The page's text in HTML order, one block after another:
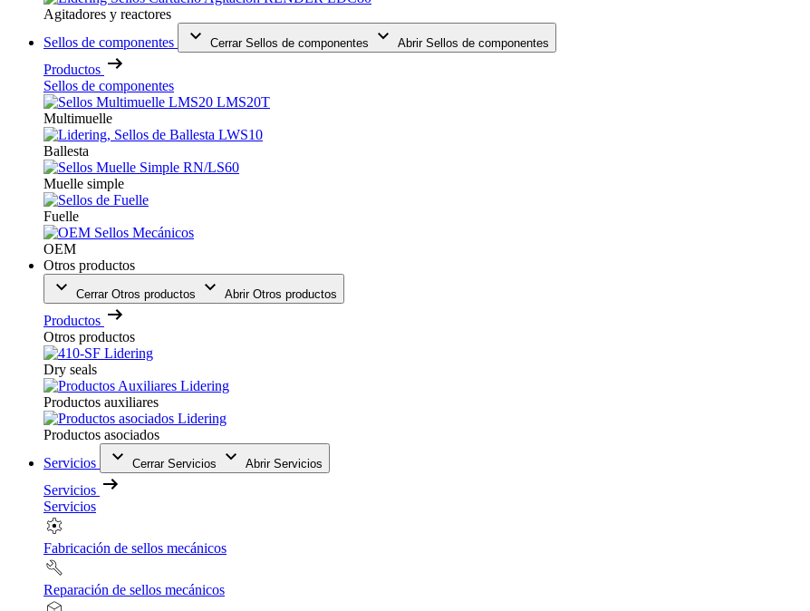
Agitadores y reactores
Sellos de componentes
Cerrar Sellos de componentes Abrir Sellos de componentes
Productos
Sellos de componentes
Multimuelle
Ballesta
Muelle simple
Fuelle
OEM
Otros productos
Cerrar Otros productos Abrir Otros productos
Productos
Otros productos
Dry seals
Productos auxiliares
Productos asociados
Servicios
Cerrar Servicios Abrir Servicios
Servicios
Servicios
Fabricación de sellos mecánicos
Reparación de sellos mecánicos